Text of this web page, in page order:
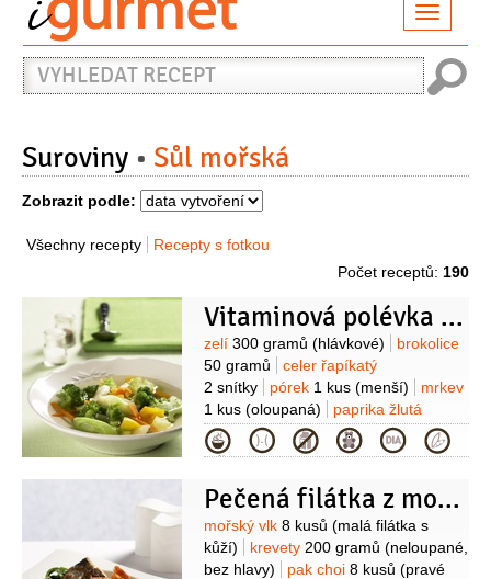
Vyhledat
recept
Suroviny Sůl mořská
Zobrazit podle:
Všechny recepty
Recepty s fotkou
Počet receptů: 190
Vitaminová polévka tukožrout
Suroviny
zelí 300 gramů (hlávkové)
brokolice
50 gramů
celer řapíkatý
2 snítky
pórek 1 kus (menší)
mrkev
1 kus (oloupaná)
paprika žlutá
1/2kusu sůl mořská1 špetka
Kategorie
Pečená filátka z mořského vlka
Suroviny
mořský vlk 8 kusů (malá filátka s
kůží)
krevety 200 gramů (neloupané,
bez hlavy)
pak choi 8 kusů (pravé